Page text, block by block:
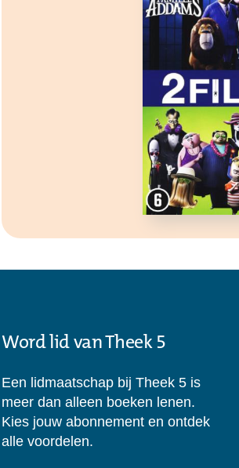
Word lid van Theek 5
Een lidmaatschap bij Theek 5 is
meer dan alleen boeken lenen.
Kies jouw abonnement en ontdek
alle voordelen.